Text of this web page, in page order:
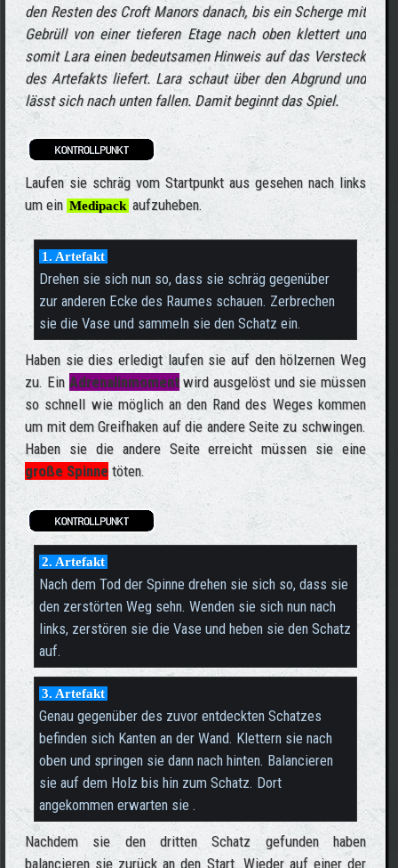
den Resten des Croft Manors danach, bis ein Scherge mit
Gebrüll von einer tieferen Etage nach oben klettert und
somit Lara einen bedeutsamen Hinweis auf das Versteck
des Artefakts liefert. Lara schaut über den Abgrund und
lässt sich nach unten fallen. Damit beginnt das Spiel.
Laufen sie schräg vom Startpunkt aus gesehen nach links
um ein Medipack aufzuheben.
1. Artefakt
Drehen sie sich nun so, dass sie schräg gegenüber
zur anderen Ecke des Raumes schauen. Zerbrechen
sie die Vase und sammeln sie den Schatz ein.
Haben sie dies erledigt laufen sie auf den hölzernen Weg
zu. Ein Adrenalinmomentwird ausgelöst und sie müssen
so schnell wie möglich an den Rand des Weges kommen
um mit dem Greifhaken auf die andere Seite zu schwingen.
Haben sie die andere Seite erreicht müssen sie eine
große Spinne töten.
2. Artefakt
Nach dem Tod der Spinne drehen sie sich so, dass sie
den zerstörten Weg sehn. Wenden sie sich nun nach
links, zerstören sie die Vase und heben sie den Schatz
auf.
3. Artefakt
Genau gegenüber des zuvor entdeckten Schatzes
befinden sich Kanten an der Wand. Klettern sie nach
oben und springen sie dann nach hinten. Balancieren
sie auf dem Holz bis hin zum Schatz. Dort
angekommen erwarten sie .
Nachdem sie den dritten Schatz gefunden haben
balancieren sie zurück an den Start. Wieder auf einer der